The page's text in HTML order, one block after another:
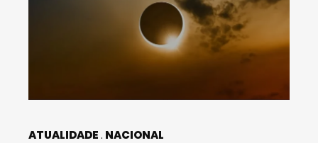
ATUALIDADE NACIONAL